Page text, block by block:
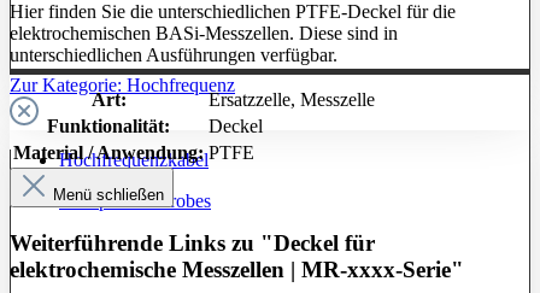
Zur Kategorie: Hochfrequenz
Hochfrequenzkabel
Prüfspitzen / Probes
Hier finden Sie die unterschiedlichen PTFE-Deckel für die
elektrochemischen BASi-Messzellen. Diese sind in
unterschiedlichen Ausführungen verfügbar.
Art: Ersatzzelle, Messzelle
Funktionalität:
Deckel
Material / Anwendung: PTFE
Menü schließen
Weiterführende Links zu "Deckel für
elektrochemische Messzellen | MR-xxxx-Serie"